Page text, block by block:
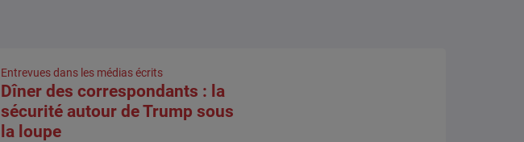
Entrevues dans les médias écrits
Dîner des correspondants : la
sécurité autour de Trump sous
la loupe